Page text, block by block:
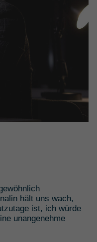
hält uns wach,
ist, ich würde
unangenehme